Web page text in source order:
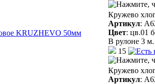
Кружево
Артикул:
Цвет: цв.01
В рулоне 3 м.
15
Кружево
Артикул: